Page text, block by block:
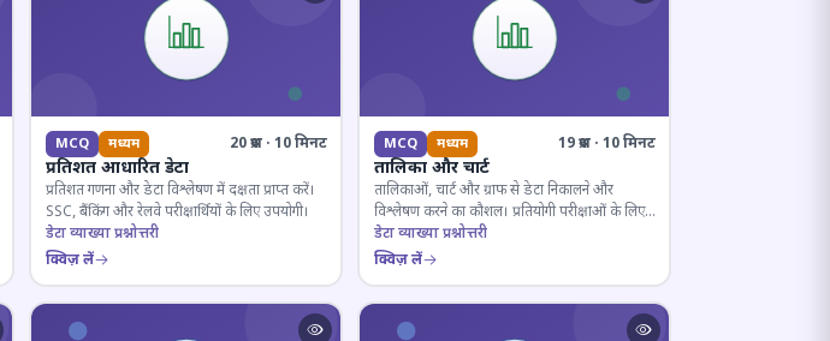
MCQ मध्यम 20 प्रश्न · 10 मिनट
प्रतिशत आधारित डेटा
प्रतिशत गणना और डेटा विश्लेषण में दक्षता प्राप्त करें।
SSC, बैंकिंग और रेलवे परीक्षार्थियों के लिए उपयोगी।
डेटा व्याख्या प्रश्नोत्तरी
क्विज़ लें
MCQ मध्यम 19 प्रश्न · 10 मिनट
तालिका और चार्ट
तालिकाओं, चार्ट और ग्राफ से डेटा निकालने और
विश्लेषण करने का कौशल। प्रतियोगी परीक्षाओं के लिए
अनिवार्य।
डेटा व्याख्या प्रश्नोत्तरी
क्विज़ लें